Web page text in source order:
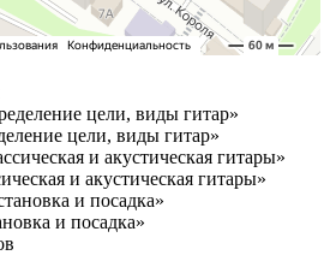
цели, виды гитар»
и акустическая гитары»
и посадка»